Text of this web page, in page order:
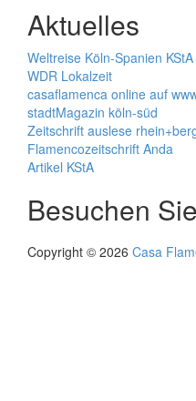
Aktuelles
Weltreise Köln-Spanien KStA
WDR Lokalzeit
casaflamenca online auf
stadtMagazin köln-süd
Zeitschrift auslese
Flamencozeitschrift Anda
Artikel KStA
Besuchen
Copyright © 2026 Casa